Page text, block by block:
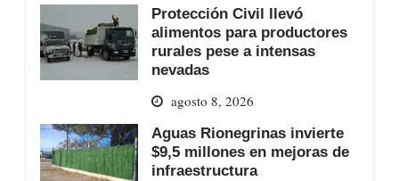
Protección Civil llevó
alimentos para productores
rurales pese a intensas
nevadas
agosto 8, 2026
Aguas Rionegrinas invierte
$9,5 millones en mejoras de
infraestructura